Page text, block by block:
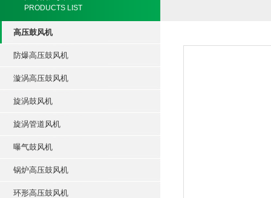
PRODUCTS LIST
高压鼓风机
防爆高压鼓风机
漩涡高压鼓风机
旋涡鼓风机
旋涡管道风机
曝气鼓风机
锅炉高压鼓风机
环形高压鼓风机